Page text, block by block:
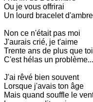
Ou je vous offrirai
Un lourd bracelet
Non ce n'était pas moi
J'aurais crié, je t'aime
Trente ans de plus que toi
C'est hélas un problème...
J'ai rêvé bien souvent
Lorsque j'avais ton âge
Mais quand souffle le